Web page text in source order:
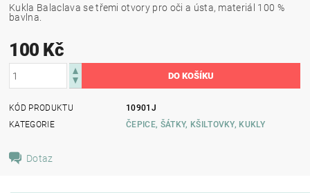
Kukla Balaclava se třemi otvory pro oči a ústa, materiál 100 %
bavlna.
100 Kč
KÓD PRODUKTU
10901J
KATEGORIE
ČEPICE, ŠÁTKY, KŠILTOVKY, KUKLY
Dotaz